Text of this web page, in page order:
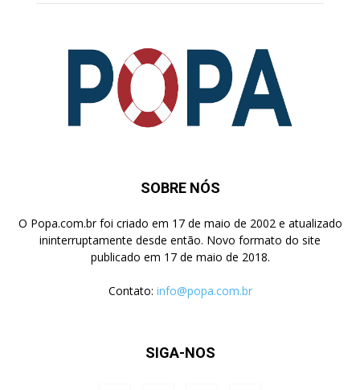
SOBRE NÓS
O Popa.com.br foi criado em 17 de maio de 2002 e atualizado
ininterruptamente desde então. Novo formato do site
publicado em 17 de maio de 2018.
Contato: info@popa.com.br
SIGA-NOS